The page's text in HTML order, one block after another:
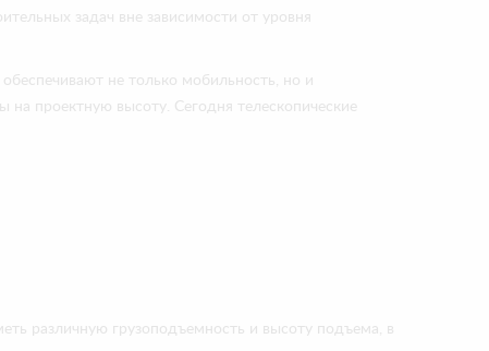
задач вне зависимости от уровня
не только мобильность, но и
проектную высоту. Сегодня телескопические
различную грузоподъемность и высоту подъема, в